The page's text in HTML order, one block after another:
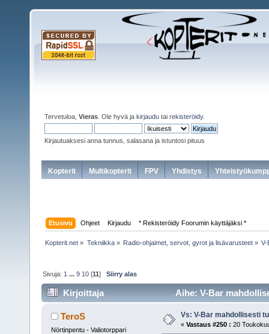
Tervetuloa, Vieras . Ole hyvä ja kirjaudu tai rekisteröidy.
Kirjautuaksesi anna tunnus, salasana ja istuntosi pituus
Kopterit Multikopterit FPV Yhdistys
Etusivu Ohjeet Kirjaudu * Rekisteröidy Foorumin käyttäjäksi *
Kopterit.net » Tekniikka» Radio-ohjaimet, servot, gyrot ja lisävarusteet» V-
Sivuja: 1 ...9 10 [11]Siirry alas
Kirjoittaja Aihe: V-Bar
TeroS
Nörtinpentu - Valiotorppari
Vs: V-Bar mahdollisesti
« Vastaus #250 : 20